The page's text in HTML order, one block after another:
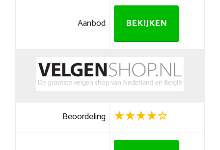
Aanbod BEKIJKEN
Beoordeling